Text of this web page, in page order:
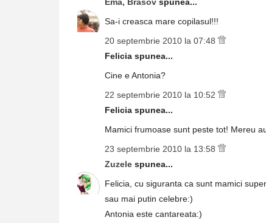
Sa-i creasca mare copilasul!!!
20 septembrie 2010 la 07:48
Felicia spunea...
Cine e Antonia?
22 septembrie 2010 la 10:52
Felicia spunea...
Mamici frumoase sunt peste tot! Mereu
23 septembrie 2010 la 13:58
Zuzele spunea...
Felicia, cu siguranta ca sunt mamici
sau mai putin celebre:)
Antonia este cantareata:)